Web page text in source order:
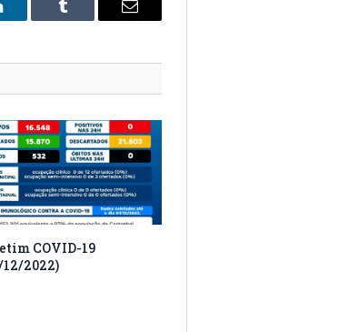
Tumblr
E-
COVID-19
2022)